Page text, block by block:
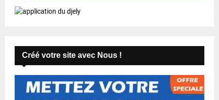
Créé votre site avec Nous !